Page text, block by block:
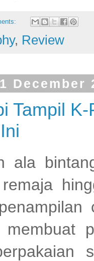
, Review
December
Tampil
ala